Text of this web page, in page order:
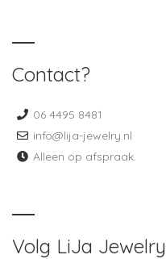
Contact?
06 4495 8481
info@lija-jewelry.nl
Alleen op afspraak.
Volg LiJa Jewelry